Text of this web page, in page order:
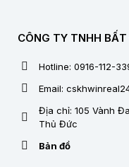
CÔNG TY TNHH
Hotline: 0916-112-
Email:
Địa chỉ: 105 Vành
Thủ Đức
Bản đồ